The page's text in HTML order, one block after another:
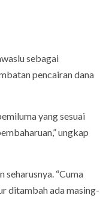
sebagai
pencairan dana
yang sesuai
ungkap
“Cuma
ditambah ada masing-